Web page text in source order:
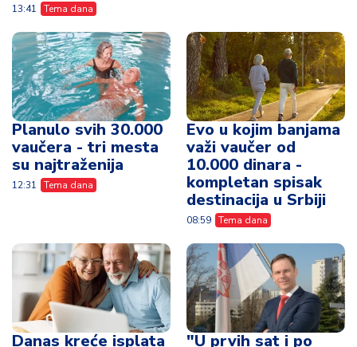
13:41 Tema dana
Planulo svih 30.000
vaučera - tri mesta
su najtraženija
12:31 Tema dana
Evo u kojim banjama
važi vaučer od
10.000 dinara -
kompletan spisak
destinacija u Srbiji
08:59 Tema dana
Danas kreće isplata "U prvih sat i po